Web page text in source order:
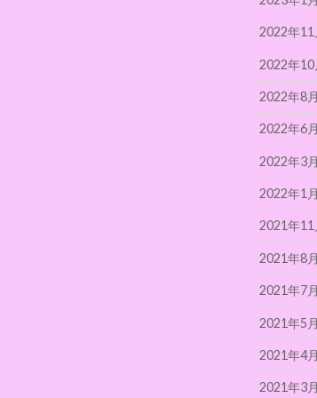
2022年11
2022年10
2022年8月
2022年6月
2022年3月
2022年1月
2021年11
2021年8月
2021年7月
2021年5月
2021年4月
2021年3月